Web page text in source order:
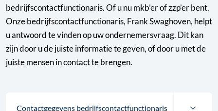
bedrijfscontactfunctionaris. Of u nu mkb’er of zzp’er bent.
Onze bedrijfscontactfunctionaris, Frank Swaghoven, helpt
u antwoord te vinden op uw ondernemersvraag. Dit kan
zijn door u de juiste informatie te geven, of door u met de
juiste mensen in contact te brengen.
Contactgegevens bedrijfscontactfunctionaris